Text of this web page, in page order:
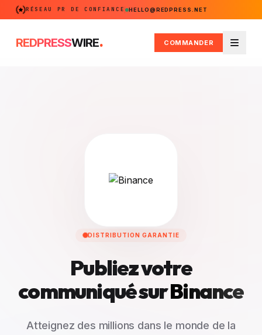
RÉSEAU PR DE CONFIANCE HELLO@REDPRESS.NET
REDPRESSWIRE. COMMANDER
Menu
DISTRIBUTION GARANTIE
Publiez votre
communiqué surBinance
Atteignez des millions dans le monde de la